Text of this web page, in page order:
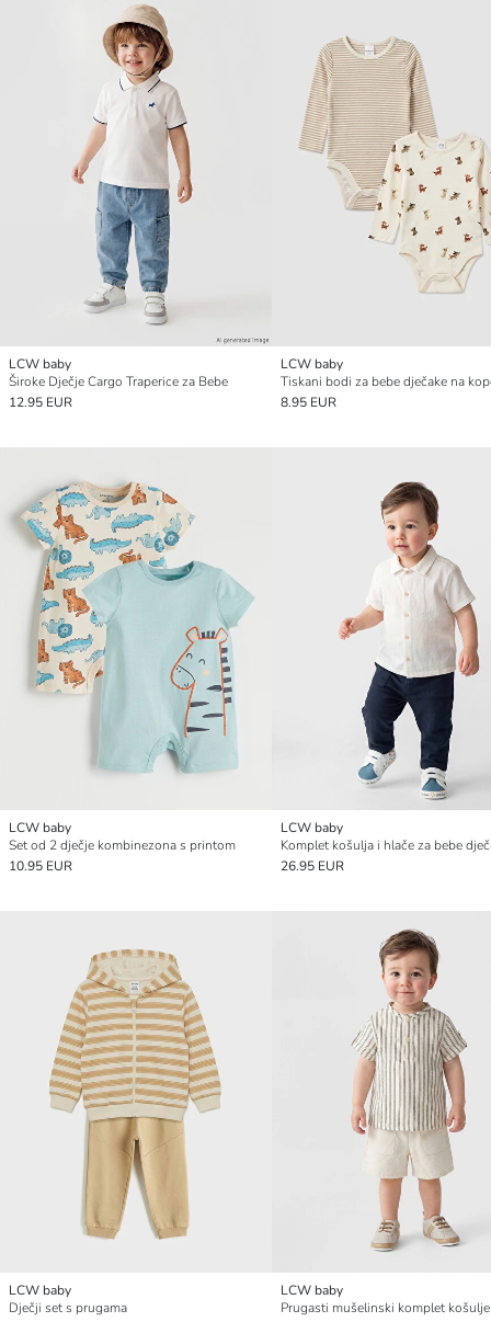
LCW baby
Široke Dječje Cargo Traperice za Bebe
12.95 EUR
LCW baby
8.95 EUR
LCW baby
Set od 2 dječje kombinezona s printom
10.95 EUR
LCW baby
Komplet košulja i hlače za bebe
26.95 EUR
LCW baby
Dječji set s prugama
LCW baby